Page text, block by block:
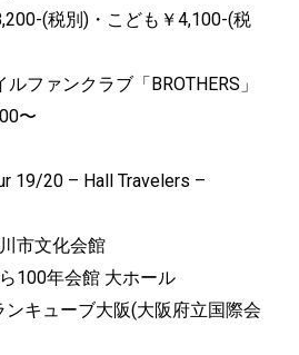
(税別)・こども￥4,100-(税
ファンクラブ「 BROTHERS」
〜
19/20 – Hall Travelers –
市文化会館
100年会館 大ホール
ンキューブ大阪(大阪府立国際会